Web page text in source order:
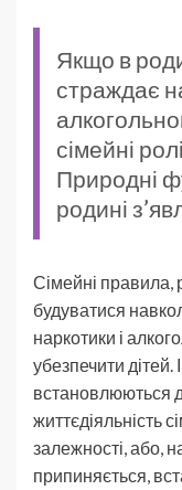
Якщо в
страждає
сімейні
Природні
родині
Сімейні правила,
будуватися
наркотики і
убезпечити
встановлюються
життєдіяльність
залежності, або,
припиняється,